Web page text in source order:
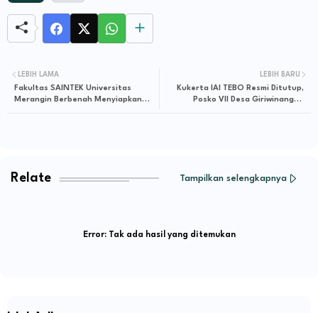
LEBIH BARU
Kukerta IAI TEBO Resmi Ditutup,
Posko VII Desa Giriwinangun
LEBIH LAMA
Fakultas SAINTEK Universitas
Merangin Berbenah Menyiapkan
Relate Tampilkan selengkapnya
Error:Tak ada hasil yang ditemukan